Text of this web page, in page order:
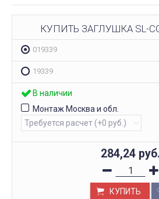
КУПИТЬ ЗАГЛУШКА SL-
019339
19339
В наличии
Монтаж Москва и обл.
284,24 руб.
КУПИТЬ